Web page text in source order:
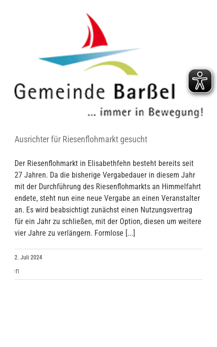
Ausrichter für Riesenflohmarkt gesucht
Der Riesenflohmarkt in Elisabethfehn besteht bereits seit
27 Jahren. Da die bisherige Vergabedauer in diesem Jahr
mit der Durchführung des Riesenflohmarkts an Himmelfahrt
endete, steht nun eine neue Vergabe an einen Veranstalter
an. Es wird beabsichtigt zunächst einen Nutzungsvertrag
für ein Jahr zu schließen, mit der Option, diesen um weitere
vier Jahre zu verlängern. Formlose [...]
2. Juli 2024